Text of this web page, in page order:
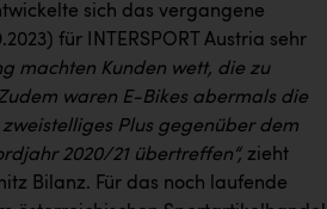
sich das vergangene
für INTERSPORT Austria sehr
machten Kunden wett, die zu
waren E-Bikes abermals die
Plus gegenüber dem
2020/21 übertreffen“, zieht
Bilanz. Für das noch laufende